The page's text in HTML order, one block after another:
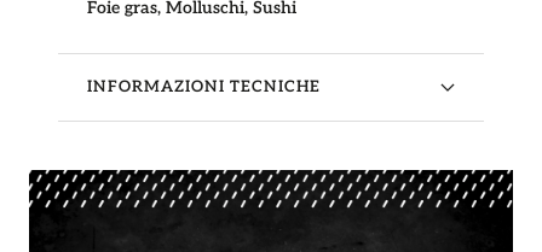
Foie gras, Molluschi, Sushi
INFORMAZIONI TECNICHE